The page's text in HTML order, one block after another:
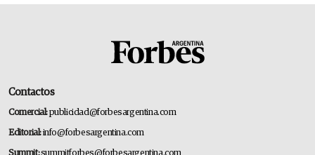
Contactos
Comercial:publicidad@forbesargentina.com
Editorial:info@forbesargentina.com